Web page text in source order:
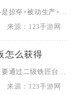
来源：123手游网
怎么获得
冰原守卫者中青铜板主要通过二级铁匠台合成获得，合成材料为铜锭与锡锭，此外清理...
来源：123手游网